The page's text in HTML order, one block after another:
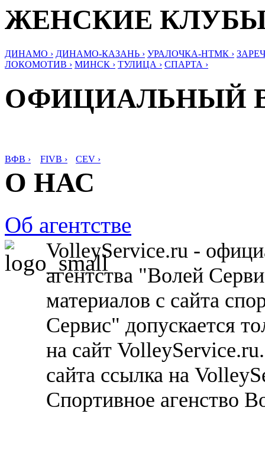
ЖЕНСКИЕ
ДИНАМО › ДИНАМО-КАЗАНЬ › УРАЛОЧКА-НТМК ›
ЛОКОМОТИВ › МИНСК › ТУЛИЦА › СПАРТА ›
ОФИЦИАЛЬНЫЙ
ВФВ › FIVB › CEV ›
О НАС
Об агентстве
VolleyService.ru -
агентства "Волей
материалов с сайта
Сервис" допускается
на сайт
сайта ссылка на
Спортивное агенство